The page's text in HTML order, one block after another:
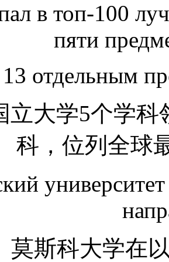
в топ-100
пяти
отдельным
立大学5个学科
科，位列全球
莫斯科大学在